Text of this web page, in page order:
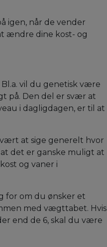
igen, når de vender
ændre dine kost- og
vil du genetisk være
på. Den del er svær at
i dagligdagen, er til at
at sige generelt hvor
det er ganske muligt at
og vaner i
for om du ønsker et
med vægttabet. Hvis
end de 6, skal du være